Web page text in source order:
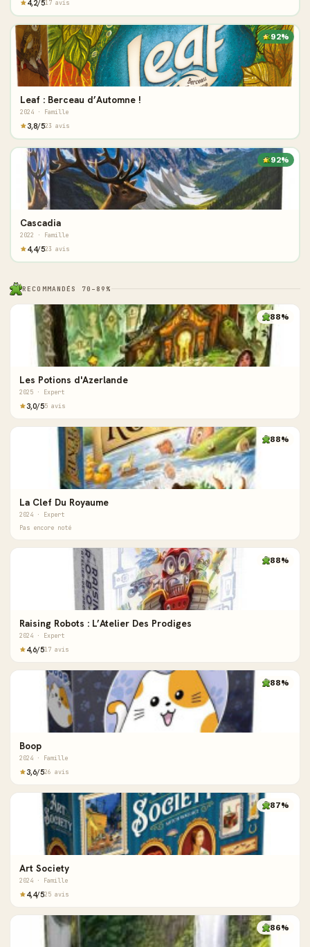
4,2/517 avis
92%
Leaf : Berceau d’Automne !
2024 · Famille
3,8/523 avis
92%
Cascadia
2022 · Famille
4,4/523 avis
RECOMMANDÉS 70–89%
88%
Les Potions d'Azerlande
2025 · Expert
3,0/55 avis
88%
La Clef Du Royaume
2024 · Expert
Pas encore noté
88%
Raising Robots : L’Atelier Des Prodiges
2024 · Expert
4,6/517 avis
88%
Boop
2024 · Famille
3,6/526 avis
87%
Art Society
2024 · Famille
4,4/525 avis
86%